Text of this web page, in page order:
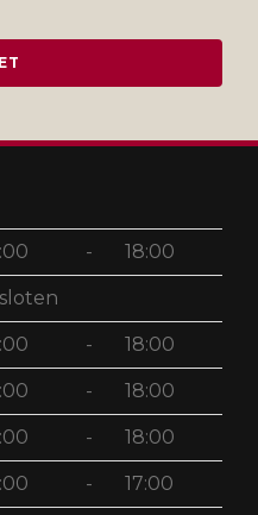
- 18:00
- 18:00
- 18:00
- 18:00
- 17:00